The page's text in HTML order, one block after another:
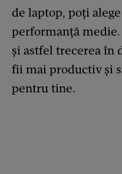
de laptop, poți
performanță
și astfel trecerea în
fii mai productiv și
pentru tine.